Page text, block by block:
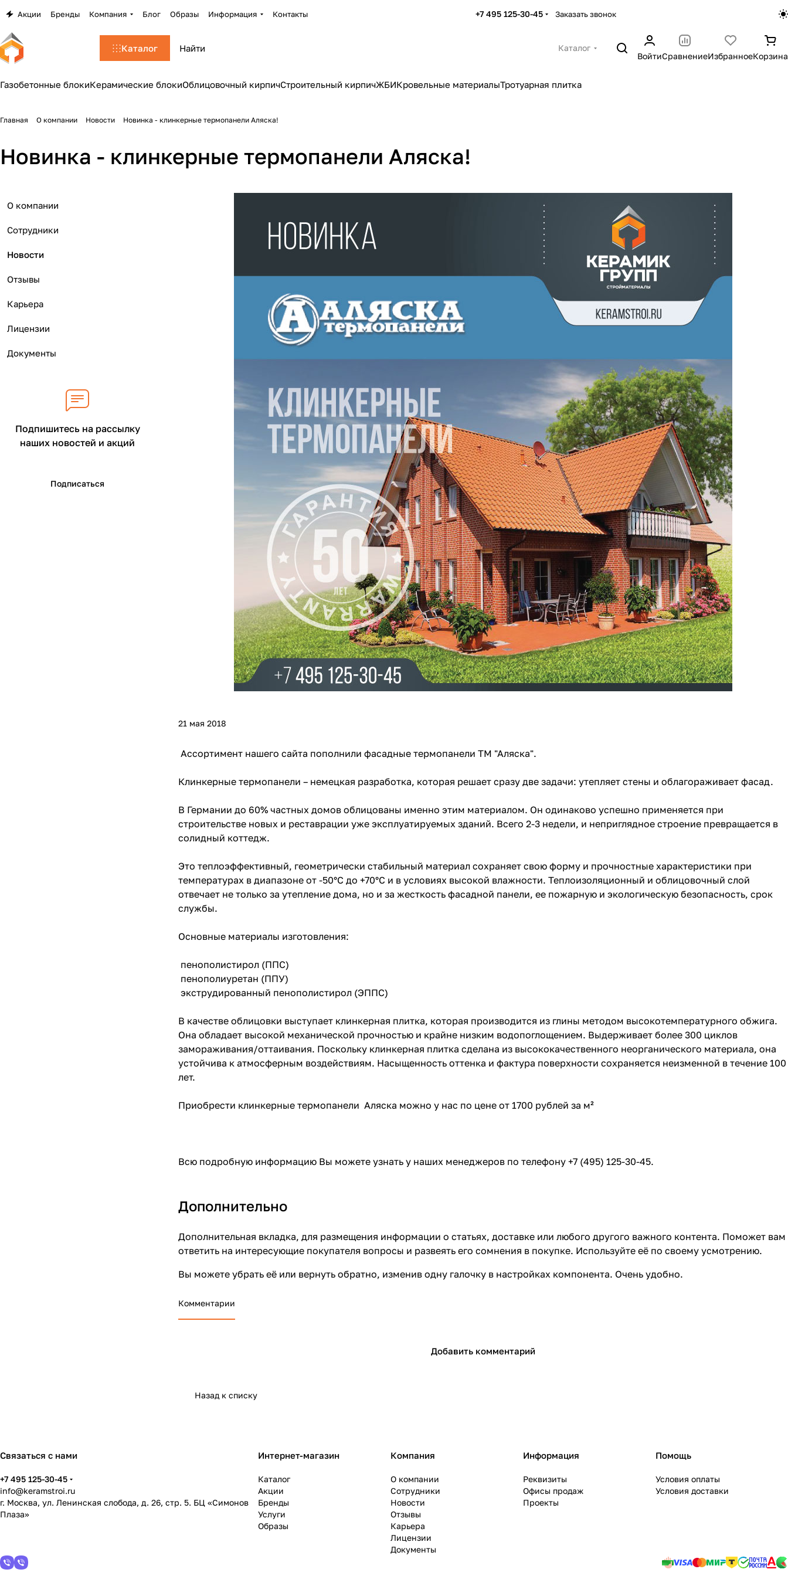
Акции Бренды Компания Блог Образы Информация Контакты +7 495 125-30-45 Заказать звонок
Каталог
Каталог
ВойтиСравнениеИзбранноеКорзина
Газобетонные блокиКерамические блокиОблицовочный кирпичСтроительный кирпичЖБИКровельные материалыТротуарная плитка
Главная О компании Новости Новинка - клинкерные термопанели Аляска!
Новинка - клинкерные термопанели Аляска!
21 мая 2018
Ассортимент нашего сайта пополнили фасадные термопанели ТМ "Аляска".
Клинкерные термопанели – немецкая разработка, которая решает сразу две задачи: утепляет стены и облагораживает фасад.
В Германии до 60% частных домов облицованы именно этим материалом. Он одинаково успешно применяется при
строительстве новых и реставрации уже эксплуатируемых зданий. Всего 2-3 недели, и неприглядное строение превращается в
солидный коттедж.
Это теплоэффективный, геометрически стабильный материал сохраняет свою форму и прочностные характеристики при
температурах в диапазоне от -50°C до +70°C и в условиях высокой влажности. Теплоизоляционный и облицовочный слой
отвечает не только за утепление дома, но и за жесткость фасадной панели, ее пожарную и экологическую безопасность, срок
службы.
Основные материалы изготовления:
пенополистирол (ППС)
пенополиуретан (ППУ)
экструдированный пенополистирол (ЭППС)
В качестве облицовки выступает клинкерная плитка, которая производится из глины методом высокотемпературного обжига.
Она обладает высокой механической прочностью и крайне низким водопоглощением. Выдерживает более 300 циклов
замораживания/оттаивания. Поскольку клинкерная плитка сделана из высококачественного неорганического материала, она
устойчива к атмосферным воздействиям. Насыщенность оттенка и фактура поверхности сохраняется неизменной в течение 100
лет.
Приобрести клинкерные термопанели Аляска можно у нас по цене от 1700 рублей за м²
Всю подробную информацию Вы можете узнать у наших менеджеров по телефону +7 (495) 125-30-45.
Дополнительно
Дополнительная вкладка, для размещения информации о статьях, доставке или любого другого важного контента. Поможет вам
ответить на интересующие покупателя вопросы и развеять его сомнения в покупке. Используйте её по своему усмотрению.
Вы можете убрать её или вернуть обратно, изменив одну галочку в настройках компонента. Очень удобно.
Комментарии
Добавить комментарий
Назад к списку
О компании
Сотрудники
Новости
Отзывы
Карьера
Лицензии
Документы
Подпишитесь на рассылку
наших новостей и акций
Подписаться
Связаться с нами
+7 495 125-30-45
info@keramstroi.ru
г. Москва, ул. Ленинская слобода, д. 26, стр. 5. БЦ «Симонов
Плаза»
Интернет-магазин
Каталог
Акции
Бренды
Услуги
Образы
Компания
О компании
Сотрудники
Новости
Отзывы
Карьера
Лицензии
Документы
Информация
Реквизиты
Офисы продаж
Проекты
Помощь
Условия оплаты
Условия доставки